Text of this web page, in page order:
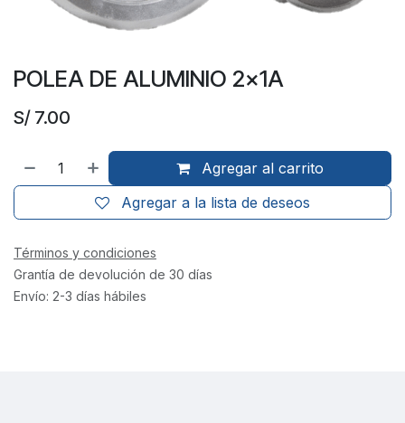
POLEA DE ALUMINIO 2x1A
S/ 7.00
Agregar al carrito
Agregar a la lista de deseos
Términos y condiciones
Grantía de devolución de 30 días
Envío: 2-3 días hábiles